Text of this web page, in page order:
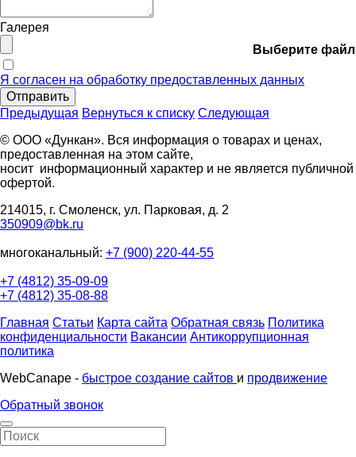
Галерея
Выберите файл
Я согласен на обработку предоставленных данных
Отправить
Предыдущая Вернуться к списку Следующая
© ООО «Дункан». Вся информация о товарах и ценах,
предоставленная на этом сайте,
носит информационный характер и не является публичной
офертой.
214015, г. Смоленск, ул. Парковая, д. 2
350909@bk.ru
многоканальный: +7 (900) 220-44-55
+7 (4812) 35-09-09
+7 (4812) 35-08-88
Главная Статьи Карта сайта Обратная связь Политика
конфиденциальности Вакансии Антикоррупционная
политика
WebCanape - быстрое создание сайтов и продвижение
Обратный звонок